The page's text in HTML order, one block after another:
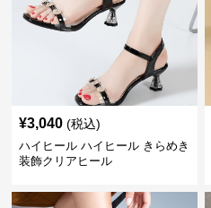
¥3,040 (税込)
ハイヒール ハイヒール きらめき
装飾クリアヒール